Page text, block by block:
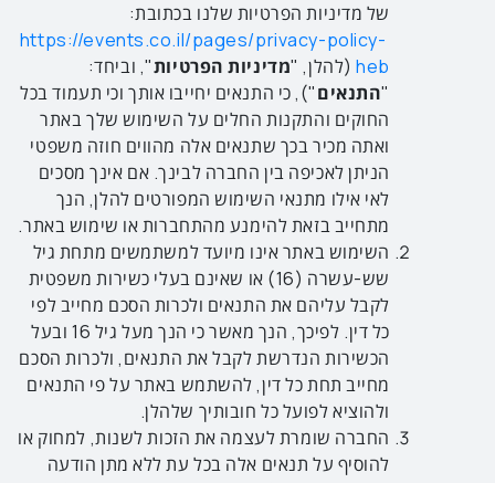
של מדיניות הפרטיות שלנו בכתובת:
https://events.co.il/pages/privacy-policy-
heb(להלן, "מדיניות הפרטיות", וביחד:
"התנאים"), כי התנאים יחייבו אותך וכי תעמוד בכל
החוקים והתקנות החלים על השימוש שלך באתר
ואתה מכיר בכך שתנאים אלה מהווים חוזה משפטי
הניתן לאכיפה בין החברה לבינך. אם אינך מסכים
לאי אילו מתנאי השימוש המפורטים להלן, הנך
מתחייב בזאת להימנע מהתחברות או שימוש באתר.
השימוש באתר אינו מיועד למשתמשים מתחת גיל
שש-עשרה (16) או שאינם בעלי כשירות משפטית
לקבל עליהם את התנאים ולכרות הסכם מחייב לפי
כל דין. לפיכך, הנך מאשר כי הנך מעל גיל 16 ובעל
הכשירות הנדרשת לקבל את התנאים, ולכרות הסכם
מחייב תחת כל דין, להשתמש באתר על פי התנאים
ולהוציא לפועל כל חובותיך שלהלן.
החברה שומרת לעצמה את הזכות לשנות, למחוק או
להוסיף על תנאים אלה בכל עת ללא מתן הודעה